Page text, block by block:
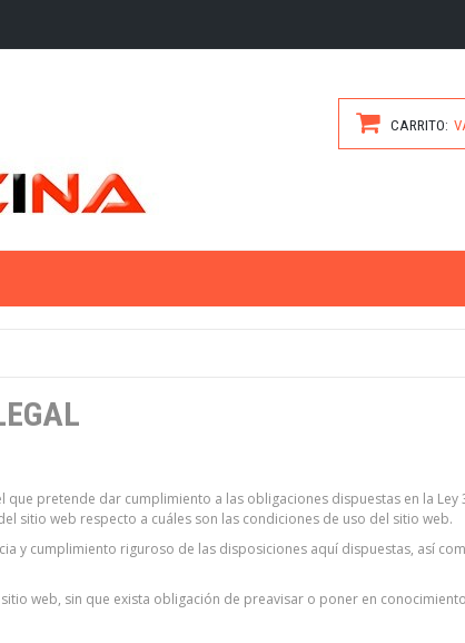
CARRITO
pretende dar cumplimiento a las obligaciones dispuestas en la Ley
sitio web respecto a cuáles son las condiciones de uso del sitio web.
y cumplimiento riguroso de las disposiciones aquí dispuestas, así
web, sin que exista obligación de preavisar o poner en